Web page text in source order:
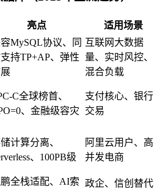
亮点 适用场景
MySQL协议、同
持TP+AP、弹性
互联网大数据
量、实时风控、
混合负载
C全球榜首、
、金融级容灾
支付核心、银行
交易
计算分离、
、100PB级
阿里云用户、高
并发电商
全栈适配、AI索 政企、信创替代